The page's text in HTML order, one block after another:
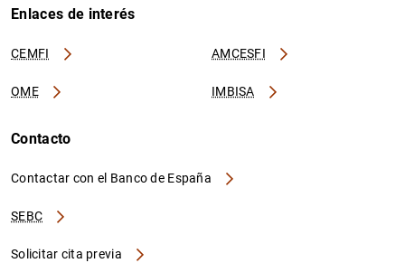
Enlaces de interés
CEMFI AMCESFI
OME IMBISA
Contacto
Contactar con el Banco de España
SEBC
Solicitar cita previa